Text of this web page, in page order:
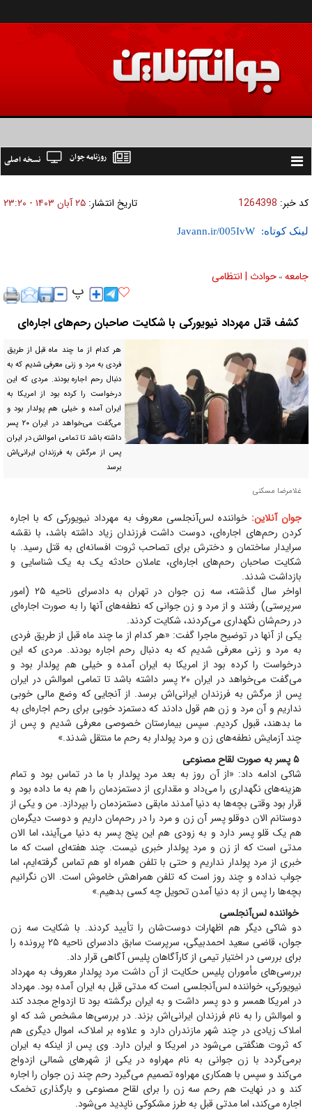
Toggle
نسخه اصلی روزنامه جوان
کد خبر: 1264398 تاریخ انتشار: ۲۵ آبان ۱۴۰۳ - ۲۳:۲۰
لینک کوتاه:
جامعه » حوادث | انتظامی
کشف قتل مهرداد نیویورکی با شکایت صاحبان رحم‌های اجاره‌ای
هر کدام از ما چند ماه قبل از طریق
فردی به مرد و زنی معرفی شدیم که به
دنبال رحم اجاره بودند. مردی که این
درخواست را کرده بود از امریکا به
ایران آمده و خیلی هم پولدار بود و
می‌گفت می‌خواهد در ایران ۲۰ پسر
داشته باشد تا تمامی اموالش در ایران
پس از مرگش به فرزندان ایرانی‌اش
برسد
غلامرضا مسکنی
جوان آنلاین:خواننده لس‌آنجلسی معروف به مهرداد نیویورکی که با اجاره
کردن رحم‌های اجاره‌ای، دوست داشت فرزندان زیاد داشته باشد، با نقشه
سرایدار ساختمان و دخترش برای تصاحب ثروت افسانه‌ای به قتل رسید. با
شکایت صاحبان رحم‌های اجاره‌ای، عاملان حادثه یک به یک شناسایی و
بازداشت شدند.
اواخر سال گذشته، سه زن جوان در تهران به دادسرای ناحیه ۲۵ (امور
سرپرستی) رفتند و از مرد و زن جوانی که نطفه‌های آنها را به صورت اجاره‌ای
در رحم‌شان نگهداری می‌کردند، شکایت کردند.
یکی از آنها در توضیح ماجرا گفت: «هر کدام از ما چند ماه قبل از طریق فردی
به مرد و زنی معرفی شدیم که به دنبال رحم اجاره بودند. مردی که این
درخواست را کرده بود از امریکا به ایران آمده و خیلی هم پولدار بود و
می‌گفت می‌خواهد در ایران ۲۰ پسر داشته باشد تا تمامی اموالش در ایران
پس از مرگش به فرزندان ایرانی‌اش برسد. از آنجایی که وضع مالی خوبی
نداریم و آن مرد و زن هم قول دادند که دستمزد خوبی برای رحم اجاره‌ای به
ما بدهند، قبول کردیم. سپس بیمارستان خصوصی معرفی شدیم و پس از
چند آزمایش نطفه‌های زن و مرد پولدار به رحم ما منتقل شدند.»
۵ پسر به صورت لقاح مصنوعی
شاکی ادامه داد: «از آن روز به بعد مرد پولدار با ما در تماس بود و تمام
هزینه‌های نگهداری را می‌داد و مقداری از دستمزدمان را هم به ما داده بود و
قرار بود وقتی بچه‌ها به دنیا آمدند مابقی دستمزدمان را بپردازد. من و یکی از
دوستانم الان دوقلو پسر آن زن و مرد را در رحم‌مان داریم و دوست دیگرمان
هم یک قلو پسر دارد و به زودی هم این پنج پسر به دنیا می‌آیند، اما الان
مدتی است که از زن و مرد پولدار خبری نیست. چند هفته‌ای است که ما
خبری از مرد پولدار نداریم و حتی با تلفن همراه او هم تماس گرفته‌ایم، اما
جواب نداده و چند روز است که تلفن همراهش خاموش است. الان نگرانیم
بچه‌ها را پس از به دنیا آمدن تحویل چه کسی بدهیم.»
خواننده لس‌آنجلسی
دو شاکی دیگر هم اظهارات دوست‌شان را تأیید کردند. با شکایت سه زن
جوان، قاضی سعید احمدبیگی، سرپرست سابق دادسرای ناحیه ۲۵ پرونده را
برای بررسی در اختیار تیمی از کارآگاهان پلیس آگاهی قرار داد.
بررسی‌های مأموران پلیس حکایت از آن داشت مرد پولدار معروف به مهرداد
نیویورکی، خواننده لس‌آنجلسی است که مدتی قبل به ایران آمده بود. مهرداد
در امریکا همسر و دو پسر داشت و به ایران برگشته بود تا ازدواج مجدد کند
و اموالش را به نام فرزندان ایرانی‌اش بزند. در بررسی‌ها مشخص شد که او
املاک زیادی در چند شهر مازندران دارد و علاوه بر املاک، اموال دیگری هم
که ثروت هنگفتی می‌شود در امریکا و ایران دارد. وی پس از اینکه به ایران
برمی‌گردد با زن جوانی به نام مهراوه در یکی از شهر‌های شمالی ازدواج
می‌کند و سپس با همکاری مهراوه تصمیم می‌گیرد رحم چند زن جوان را اجاره
کند و در نهایت هم رحم سه زن را برای لقاح مصنوعی و بارگذاری تخمک
اجاره می‌کند، اما مدتی قبل به طرز مشکوکی ناپدید می‌شود.